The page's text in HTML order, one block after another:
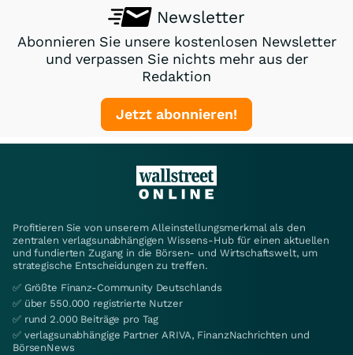
Newsletter
Abonnieren Sie unsere kostenlosen Newsletter
und verpassen Sie nichts mehr aus der
Redaktion
Jetzt abonnieren!
Profitieren Sie von unserem Alleinstellungsmerkmal als den
zentralen verlagsunabhängigen Wissens-Hub für einen aktuellen
und fundierten Zugang in die Börsen- und Wirtschaftswelt, um
strategische Entscheidungen zu treffen.
✅ Größte Finanz-Community Deutschlands
✅ über 550.000 registrierte Nutzer
✅ rund 2.000 Beiträge pro Tag
✅ verlagsunabhängige Partner ARIVA, FinanzNachrichten und
BörsenNews